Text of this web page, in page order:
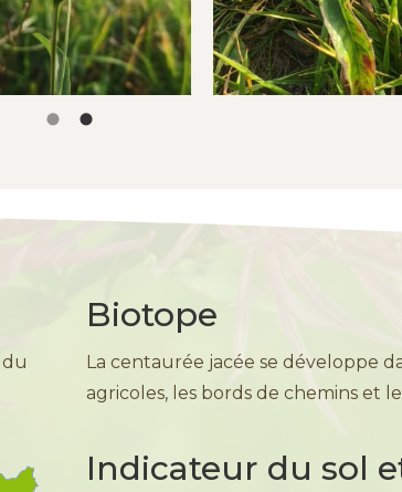
Biotope
La centaurée jacée se développe
agricoles, les bords de chemins et
Indicateur du sol